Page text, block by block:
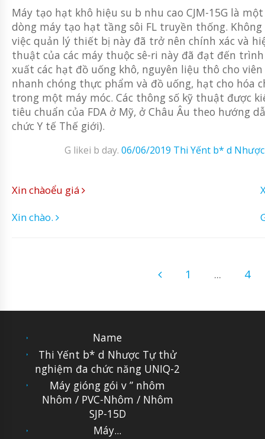
Máy tạo hạt khô hiệu su b nhu cao CJM-15G là
dòng máy tạo hạt tầng sôi FL truyền thống.
việc quản lý thiết bị này đã trở nên chính xác và
thuật của các máy thuộc sê-ri này đã đạt đến
xuất các hạt đồ uống khô, nguyên liệu thô cho
nhanh chóng thực phẩm và đồ uống, hạt cho hóa
trong một máy móc. Các thông số kỹ thuật được
tiêu chuẩn của FDA ở Mỹ, ở Châu Âu theo hướng
chức Y tế Thế giới).
G likei b day. 06/06/2019 Thi Yếnt b* d
Xin chàoểu giá
Xin chào.
1 ... 4
Name
Thi Yếnt b* d Nhược Tự thử
nghiệm đa chức năng UNIQ-2
Máy gióng gói v ” nhôm
Nhôm / PVC-Nhôm / Nhôm
SJP-15D
Máy...